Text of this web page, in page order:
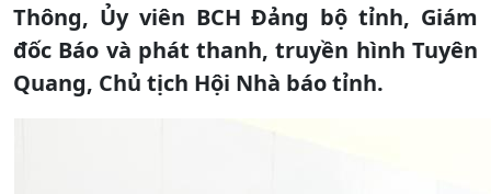
Thông, Ủy viên BCH Đảng bộ tỉnh, Giám
đốc Báo và phát thanh, truyền hình Tuyên
Quang, Chủ tịch Hội Nhà báo tỉnh.